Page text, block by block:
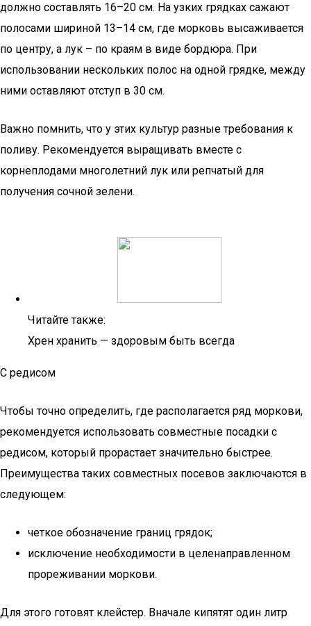
должно составлять 16–20 см. На узких грядках сажают
полосами шириной 13–14 см, где морковь высаживается
по центру, а лук – по краям в виде бордюра. При
использовании нескольких полос на одной грядке, между
ними оставляют отступ в 30 см.
Важно помнить, что у этих культур разные требования к
поливу. Рекомендуется выращивать вместе с
корнеплодами многолетний лук или репчатый для
получения сочной зелени.
Читайте также:
Хрен хранить — здоровым быть всегда
С редисом
Чтобы точно определить, где располагается ряд моркови,
рекомендуется использовать совместные посадки с
редисом, который прорастает значительно быстрее.
Преимущества таких совместных посевов заключаются в
следующем:
четкое обозначение границ грядок;
исключение необходимости в целенаправленном
прореживании моркови.
Для этого готовят клейстер. Вначале кипятят один литр